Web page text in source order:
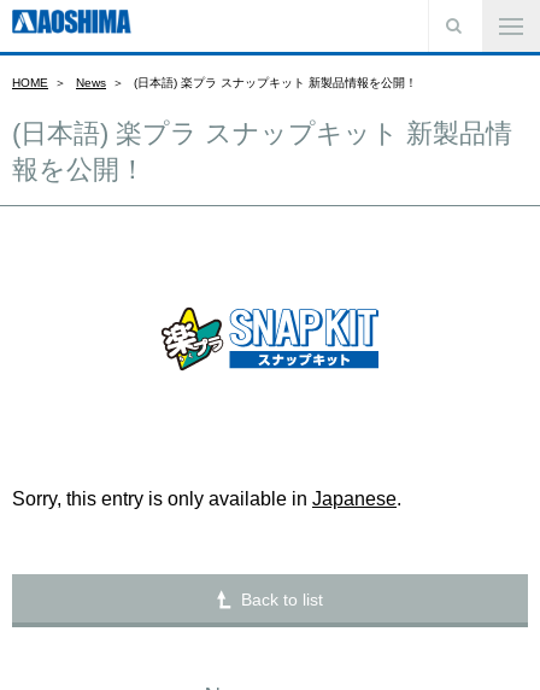
HOME News (日本語) 楽プラ スナップキット 新製品情報を公開！
(日本語) 楽プラ スナップキット 新製品情
報を公開！
Sorry, this entry is only available in Japanese.
Back to list